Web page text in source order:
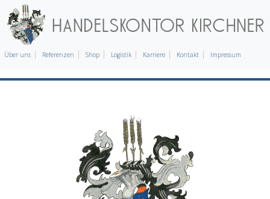
Über uns Referenzen Shop Logistik Karriere Kontakt Impressum